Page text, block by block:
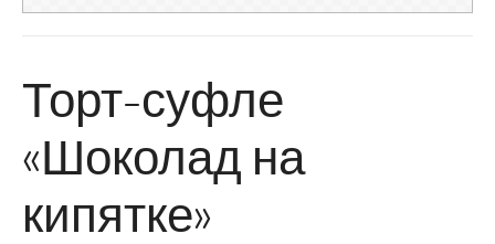
Торт-суфле
«Шоколад на
кипятке»